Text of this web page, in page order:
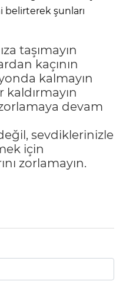
şunları
taşımayın
kaçının
kalmayın
kaldırmayın
devam
sevdiklerinizle
için
zorlamayın.